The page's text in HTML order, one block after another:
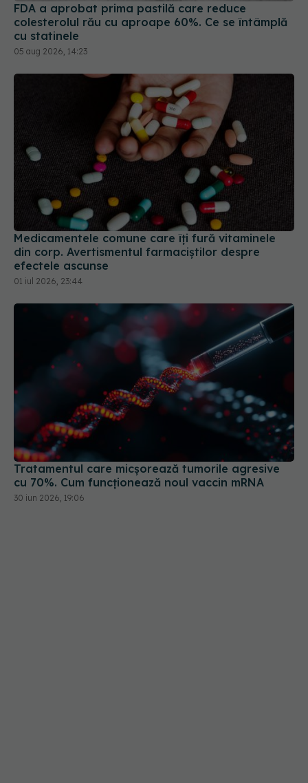
FDA a aprobat prima pastilă care reduce
colesterolul rău cu aproape 60%. Ce se întâmplă
cu statinele
05 aug 2026, 14:23
Medicamentele comune care îți fură vitaminele
din corp. Avertismentul farmaciștilor despre
efectele ascunse
01 iul 2026, 23:44
Tratamentul care micșorează tumorile agresive
cu 70%. Cum funcționează noul vaccin mRNA
30 iun 2026, 19:06